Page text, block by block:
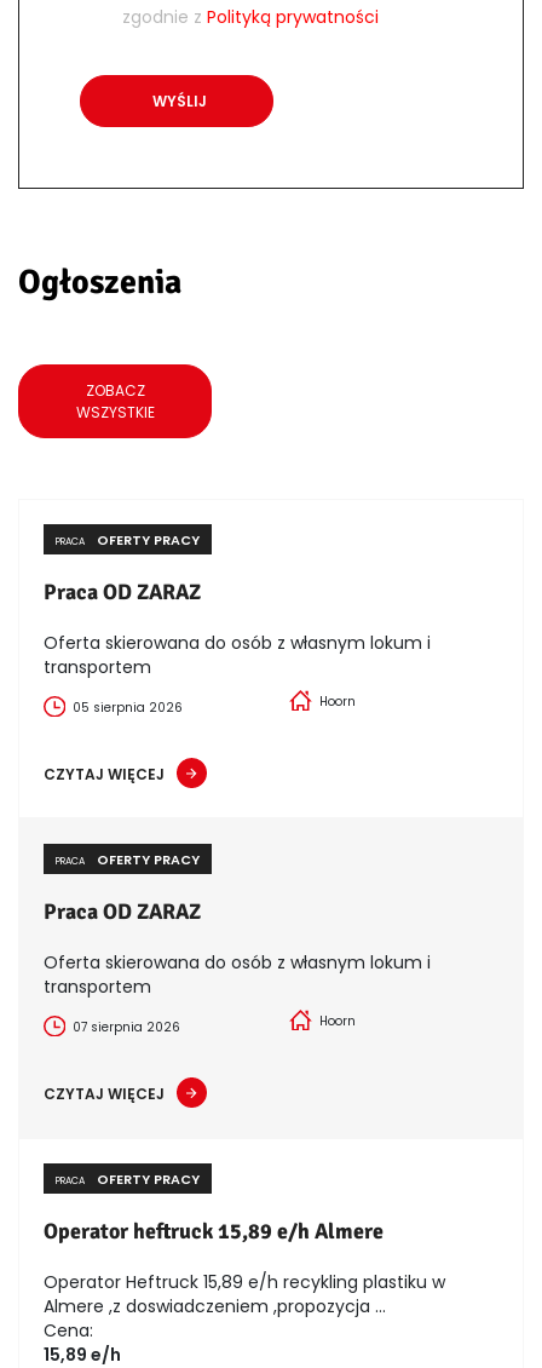
zgodnie z Polityką prywatności
Ogłoszenia
ZOBACZ
WSZYSTKIE
PRACA OFERTY PRACY
Praca OD ZARAZ
Oferta skierowana do osób z własnym lokum i
transportem
05 sierpnia 2026 Hoorn
CZYTAJ WIĘCEJ
PRACA OFERTY PRACY
Praca OD ZARAZ
Oferta skierowana do osób z własnym lokum i
transportem
07 sierpnia 2026 Hoorn
CZYTAJ WIĘCEJ
PRACA OFERTY PRACY
Operator heftruck 15,89 e/h Almere
Operator Heftruck 15,89 e/h recykling plastiku w
Almere ,z doswiadczeniem ,propozycja ...
Cena:
15,89 e/h